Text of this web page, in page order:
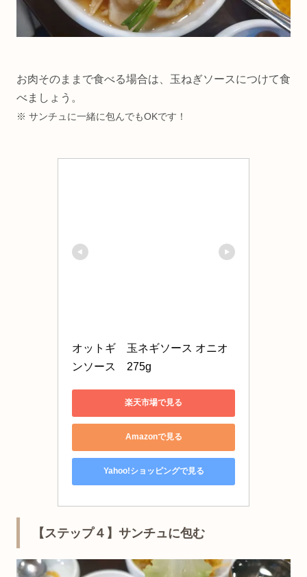
お肉そのままで食べる場合は、玉ねぎソースにつけて食
べましょう。
※ サンチュに一緒に包んでもOKです！
オットギ　玉ネギソース オニオ
ンソース　275g
楽天市場で見る
Amazonで見る
Yahoo!ショッピングで見る
【ステップ４】サンチュに包む